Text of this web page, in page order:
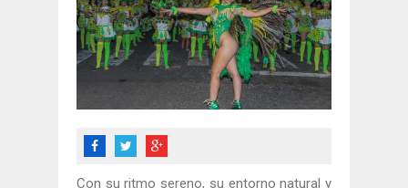
Con su ritmo sereno, su entorno natural y